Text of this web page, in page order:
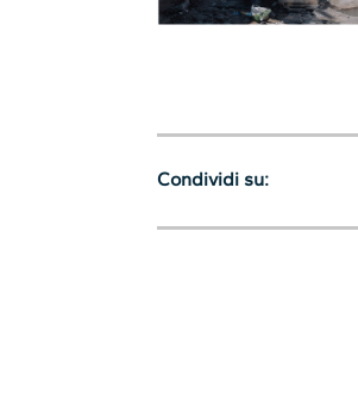
Condividi su: